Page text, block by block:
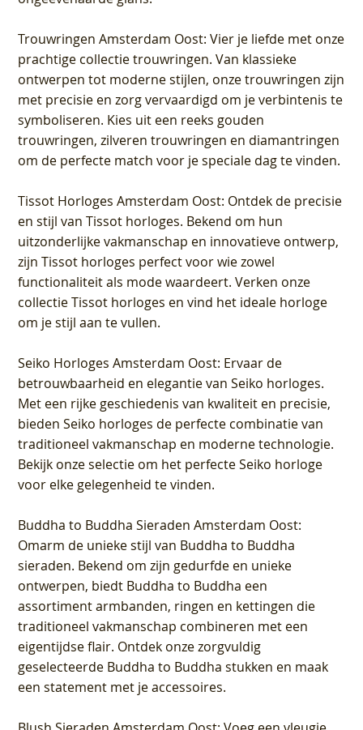
Trouwringen Amsterdam Oost: Vier je liefde met onze
prachtige collectie trouwringen. Van klassieke
ontwerpen tot moderne stijlen, onze trouwringen zijn
met precisie en zorg vervaardigd om je verbintenis te
symboliseren. Kies uit een reeks gouden
trouwringen, zilveren trouwringen en diamantringen
om de perfecte match voor je speciale dag te vinden.
Tissot Horloges Amsterdam Oost: Ontdek de precisie
en stijl van Tissot horloges. Bekend om hun
uitzonderlijke vakmanschap en innovatieve ontwerp,
zijn Tissot horloges perfect voor wie zowel
functionaliteit als mode waardeert. Verken onze
collectie Tissot horloges en vind het ideale horloge
om je stijl aan te vullen.
Seiko Horloges Amsterdam Oost: Ervaar de
betrouwbaarheid en elegantie van Seiko horloges.
Met een rijke geschiedenis van kwaliteit en precisie,
bieden Seiko horloges de perfecte combinatie van
traditioneel vakmanschap en moderne technologie.
Bekijk onze selectie om het perfecte Seiko horloge
voor elke gelegenheid te vinden.
Buddha to Buddha Sieraden Amsterdam Oost:
Omarm de unieke stijl van Buddha to Buddha
sieraden. Bekend om zijn gedurfde en unieke
ontwerpen, biedt Buddha to Buddha een
assortiment armbanden, ringen en kettingen die
traditioneel vakmanschap combineren met een
eigentijdse flair. Ontdek onze zorgvuldig
geselecteerde Buddha to Buddha stukken en maak
een statement met je accessoires.